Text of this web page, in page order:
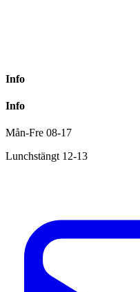
Info
Info
Mån-Fre 08-17
Lunchstängt 12-13